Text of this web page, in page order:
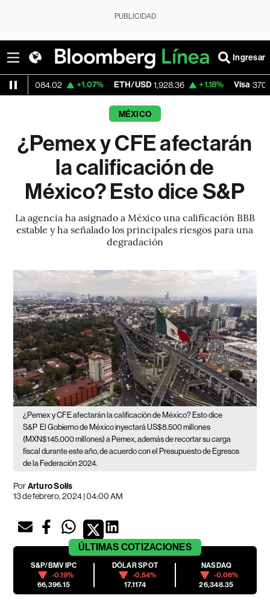
PUBLICIDAD
Ingresar
+1.07% ETH/USD 1,928.36 +1.18% Visa 370.47
MÉXICO
¿Pemex y CFE afectarán
la calificación de
México? Esto dice S&P
La agencia ha asignado a México una calificación BBB
estable y ha señalado los principales riesgos para una
degradación
¿Pemex y CFE afectarán la calificación de México? Esto dice
S&P El Gobierno de México inyectará US$8.500 millones
(MXN$145.000 millones) a Pemex, además de recortar su carga
fiscal durante este año, de acuerdo con el Presupuesto de Egresos
de la Federación 2024.
PorArturo Solís
13 de febrero, 2024 | 04:00 AM
ÚLTIMAS COTIZACIONES
S&P/BMV IPC
-0.19%
66,396.15
DÓLAR SPOT
-0.54%
17.1174
NASDAQ
-0.06%
26,348.35